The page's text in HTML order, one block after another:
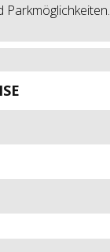
Parkmöglichkeiten.